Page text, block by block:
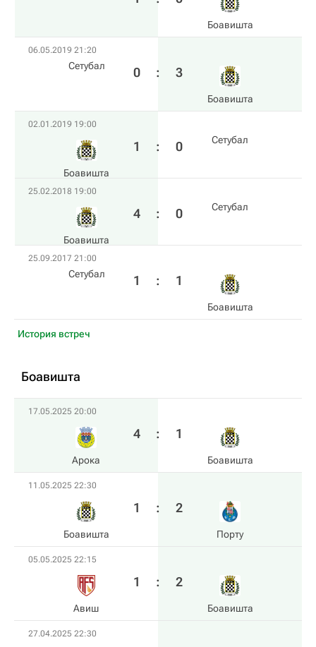
Боавишта
06.05.2019 21:20
Сетубал 0 : 3
Боавишта
02.01.2019 19:00
Боавишта
1 : 0 Сетубал
25.02.2018 19:00
Боавишта
4 : 0 Сетубал
25.09.2017 21:00
Сетубал 1 : 1
Боавишта
История встреч
Боавишта
17.05.2025 20:00
Арока
4 : 1
Боавишта
11.05.2025 22:30
Боавишта
1 : 2
Порту
05.05.2025 22:15
Авиш
1 : 2
Боавишта
27.04.2025 22:30